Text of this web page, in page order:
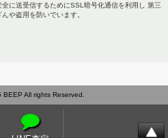
全に送受信するためにSSL暗号化通信を利用し 第三
や盗用を防いでいます。
All rights Reserved.